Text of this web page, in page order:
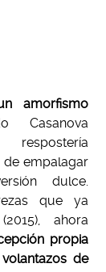
amorfismo
Casanova
de empalagar
dulce.
que ya
ahora
propia
de